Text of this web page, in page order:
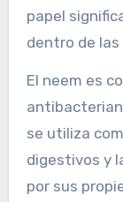
papel
dentro de
El neem es
se utiliza
digestivos y
por sus